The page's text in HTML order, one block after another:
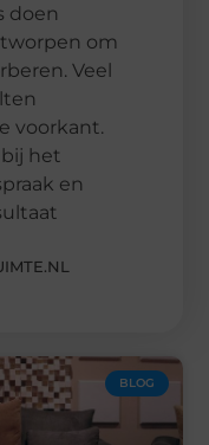
doen
om
Veel
voorkant.
het
en
BLOG